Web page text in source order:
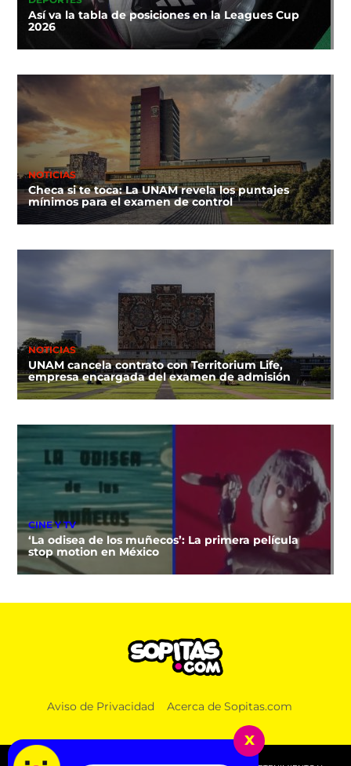
Así va la tabla de posiciones en la Leagues Cup
2026
NOTICIAS
Checa si te toca: La UNAM revela los puntajes
mínimos para el examen de control
NOTICIAS
UNAM cancela contrato con Territorium Life,
empresa encargada del examen de admisión
CINE Y TV
‘La odisea de los muñecos’: La primera película
stop motion en México
Aviso de Privacidad Acerca de Sopitas.com
x